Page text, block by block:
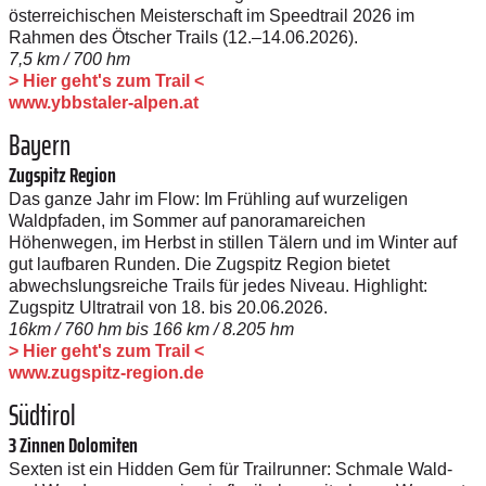
österreichischen Meisterschaft im Speedtrail 2026 im
Rahmen des Ötscher Trails ­(12.–14.06.2026).
7,5 km / 700 hm
> Hier geht's zum Trail <
www.ybbstaler-alpen.at
Bayern
Zugspitz Region
Das ganze Jahr im Flow: Im Frühling auf wurzeligen
Waldpfaden, im Sommer auf panoramareichen
Höhenwegen, im Herbst in stillen Tälern und im Winter auf
gut laufbaren Runden. Die Zugspitz Region bietet
abwechslungsreiche Trails für jedes Niveau. Highlight:
Zugspitz Ultratrail von 18. bis 20.06.2026.
16km / 760 hm bis 166 km / 8.205 hm
> Hier geht's zum Trail <
www.zugspitz-region.de
Südtirol
3 Zinnen Dolomiten
Sexten ist ein Hidden Gem für Trailrunner: Schmale Wald-